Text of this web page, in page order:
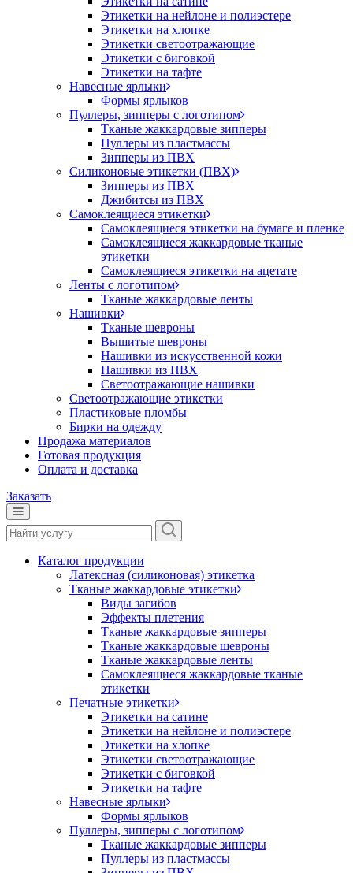
Этикетки на нейлоне и полиэстере
Этикетки на хлопке
Этикетки светоотражающие
Этикетки с биговкой
Этикетки на тафте
Навесные ярлыки
Формы ярлыков
Пуллеры, зипперы с логотипом
Тканые жаккардовые зипперы
Пуллеры из пластмассы
Зипперы из ПВХ
Силиконовые этикетки (ПВХ)
Зипперы из ПВХ
Джибитсы из ПВХ
Самоклеящиеся этикетки
Самоклеящиеся этикетки на бумаге и пленке
Самоклеящиеся жаккардовые тканые
этикетки
Самоклеящиеся этикетки на ацетате
Ленты с логотипом
Тканые жаккардовые ленты
Нашивки
Тканые шевроны
Вышитые шевроны
Нашивки из искусственной кожи
Нашивки из ПВХ
Светоотражающие нашивки
Светоотражающие этикетки
Пластиковые пломбы
Бирки на одежду
Продажа материалов
Готовая продукция
Оплата и доставка
Заказать
Каталог продукции
Латексная (силиконовая) этикетка
Тканые жаккардовые этикетки
Виды загибов
Эффекты плетения
Тканые жаккардовые зипперы
Тканые жаккардовые шевроны
Тканые жаккардовые ленты
Самоклеящиеся жаккардовые тканые
этикетки
Печатные этикетки
Этикетки на сатине
Этикетки на нейлоне и полиэстере
Этикетки на хлопке
Этикетки светоотражающие
Этикетки с биговкой
Этикетки на тафте
Навесные ярлыки
Формы ярлыков
Пуллеры, зипперы с логотипом
Тканые жаккардовые зипперы
Пуллеры из пластмассы